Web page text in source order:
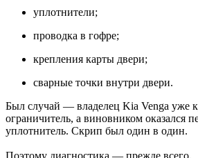
уплотнители;
проводка в гофре;
крепления карты двери;
сварные точки внутри двери.
Был случай — владелец Kia Venga уже
ограничитель, а виновником оказался
уплотнитель. Скрип был один в один.
Поэтому диагностика — прежде всего.